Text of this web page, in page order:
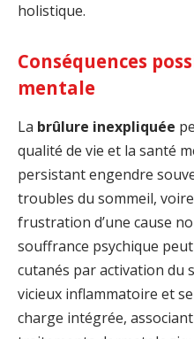
holistique.
Conséquences
mentale
La brûlure inexpliquée
qualité de vie et la santé
persistant engendre
troubles du sommeil,
frustration d’une cause
souffrance psychique
cutanés par activation du
vicieux inflammatoire et
charge intégrée,